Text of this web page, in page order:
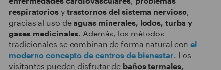
respiratorios y trastornos del sistema nervioso,
gracias al uso de aguas minerales, lodos, turba y
gases medicinales. Además, los métodos
tradicionales se combinan de forma natural con el
moderno concepto de centros de bienestar. Los
visitantes pueden disfrutar de baños termales,